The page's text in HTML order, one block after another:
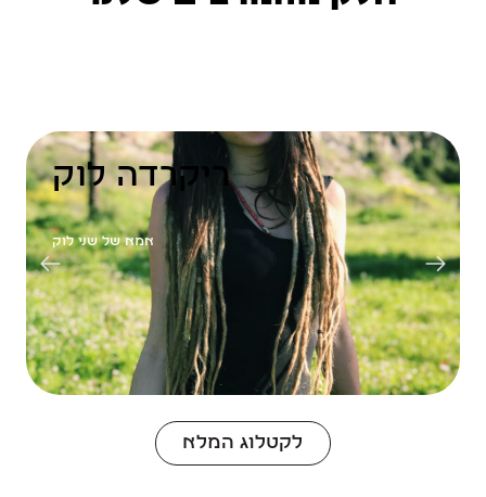
ריקרדה לוק
אמא של שני לוק
לקטלוג המלא